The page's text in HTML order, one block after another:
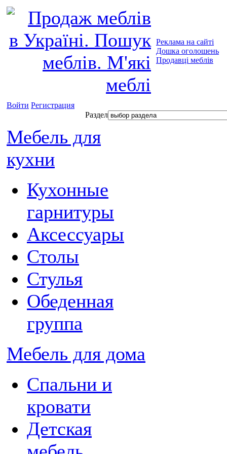
Реклама на сайті
Дошка оголошень
Продавці меблів
Войти Регистрация
Раздел
Мебель для
кухни
Кухонные
гарнитуры
Аксессуары
Столы
Стулья
Обеденная
группа
Мебель для дома
Спальни и
кровати
Детская